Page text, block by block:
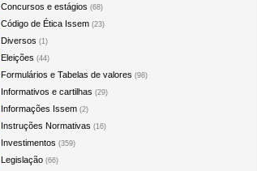
Concursos e estágios (68)
Código de Ética Issem (23)
Diversos (1)
Eleições (44)
Formulários e Tabelas de valores (98)
Informativos e cartilhas (29)
Informações Issem (2)
Instruções Normativas (16)
Investimentos (359)
Legislação (66)